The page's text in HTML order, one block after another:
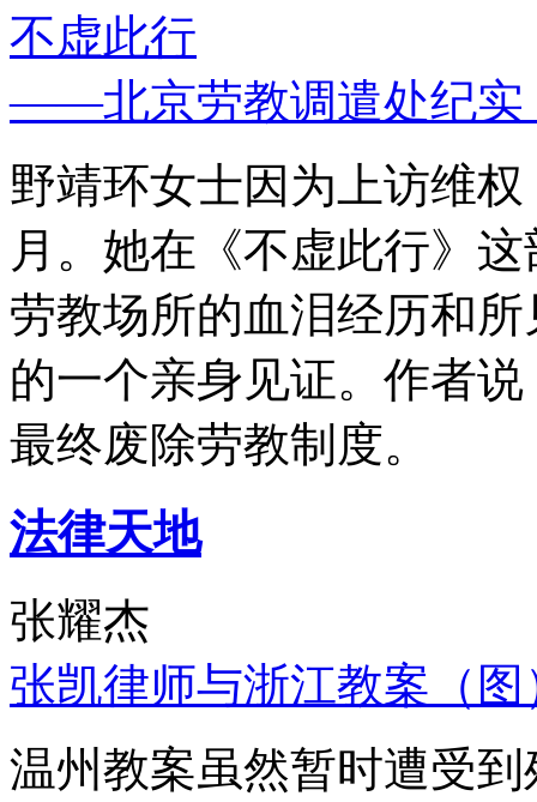
不虚此行
——北京劳教调遣处纪实
野靖环女士因为上访维
月。她在《不虚此行》
劳教场所的血泪经历和
的一个亲身见证。作者
最终废除劳教制度。
法律天地
张耀杰
张凯律师与浙江教案（图
温州教案虽然暂时遭受